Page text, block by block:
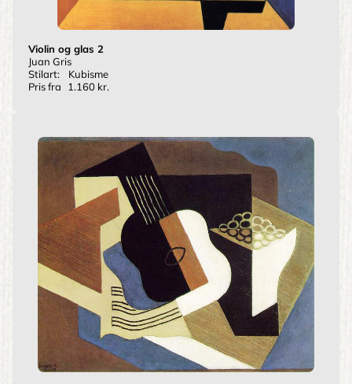
Violin og glas 2
Juan Gris
Stilart:
Kubisme
Pris fra
1.160 kr.